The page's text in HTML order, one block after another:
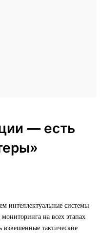
— есть
интеллектуальные системы
на всех этапах
тактические